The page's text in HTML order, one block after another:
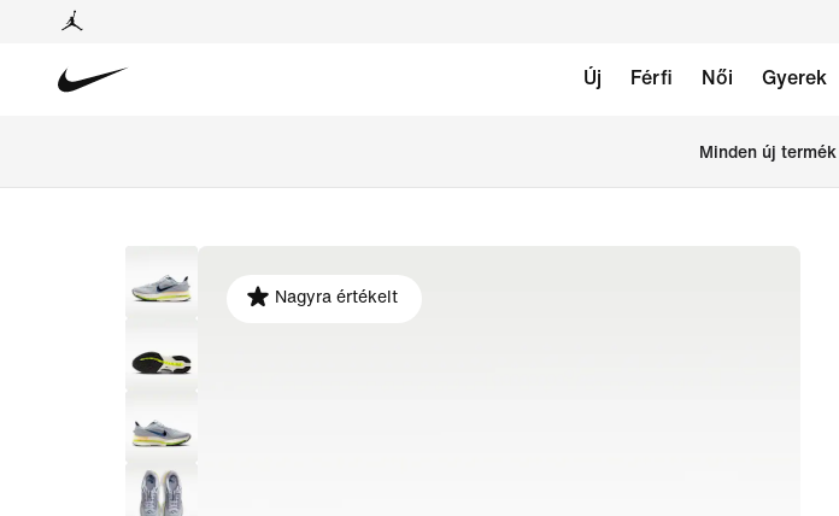
Új Férfi Női Gyerek
Minden új termék
Nagyra értékelt